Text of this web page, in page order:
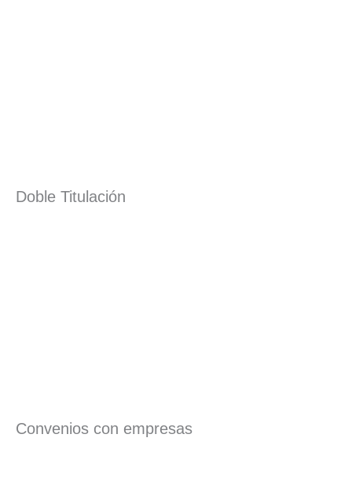
Doble Titulación
Convenios con empresas